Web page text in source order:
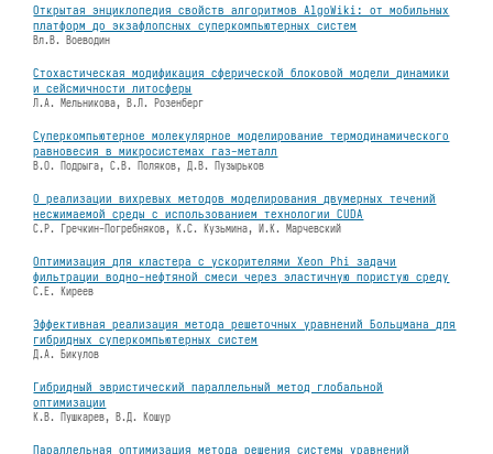
Открытая энциклопедия свойств алгоритмов AlgoWiki: от мобильных
платформ до экзафлопсных суперкомпьютерных систем
Вл.В. Воеводин
Стохастическая модификация сферической блоковой модели динамики
и сейсмичности литосферы
Л.А. Мельникова, В.Л. Розенберг
Суперкомпьютерное молекулярное моделирование термодинамического
равновесия в микросистемах газ-металл
В.О. Подрыга, С.В. Поляков, Д.В. Пузырьков
О реализации вихревых методов моделирования двумерных течений
несжимаемой среды с использованием технологии CUDA
С.Р. Гречкин-Погребняков, К.С. Кузьмина, И.К. Марчевский
Оптимизация для кластера с ускорителями Xeon Phi задачи
фильтрации водно-нефтяной смеси через эластичную пористую среду
С.Е. Киреев
Эффективная реализация метода решеточных уравнений Больцмана для
гибридных суперкомпьютерных систем
Д.А. Бикулов
Гибридный эвристический параллельный метод глобальной
оптимизации
К.В. Пушкарев, В.Д. Кошур
Параллельная оптимизация метода решения системы уравнений